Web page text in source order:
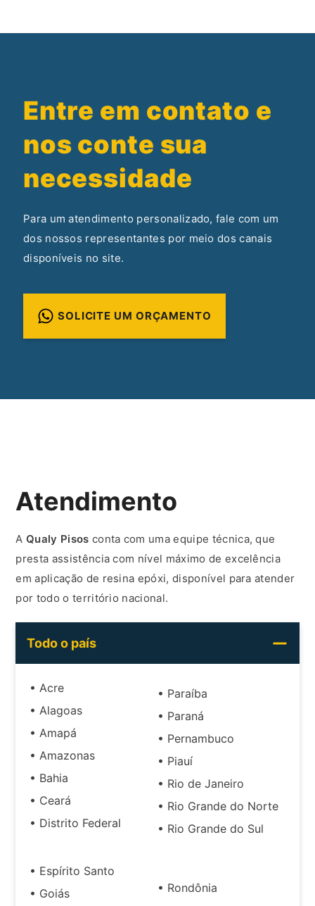
Entre em contato e
nos conte sua
necessidade
Para um atendimento personalizado, fale com um
dos nossos representantes por meio dos canais
disponíveis no site.
SOLICITE UM ORÇAMENTO
Atendimento
AQualy Pisos conta com uma equipe técnica, que
presta assistência com nível máximo de excelência
em aplicação de resina epóxi, disponível para atender
por todo o território nacional.
Todo o país
• Acre
• Alagoas
• Amapá
• Amazonas
• Bahia
• Ceará
• Distrito Federal
• Espírito Santo
• Goiás
• Paraíba
• Paraná
• Pernambuco
• Piauí
• Rio de Janeiro
• Rio Grande do Norte
• Rio Grande do Sul
• Rondônia